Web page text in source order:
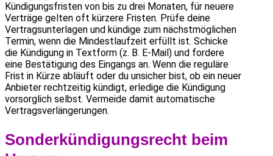
Kündigungsfristen von bis zu drei Monaten, für neuere
Verträge gelten oft kürzere Fristen. Prüfe deine
Vertragsunterlagen und kündige zum nächstmöglichen
Termin, wenn die Mindestlaufzeit erfüllt ist. Schicke
die Kündigung in Textform (z. B. E-Mail) und fordere
eine Bestätigung des Eingangs an. Wenn die reguläre
Frist in Kürze abläuft oder du unsicher bist, ob ein neuer
Anbieter rechtzeitig kündigt, erledige die Kündigung
vorsorglich selbst. Vermeide damit automatische
Vertragsverlängerungen.
Sonderkündigungsrecht beim